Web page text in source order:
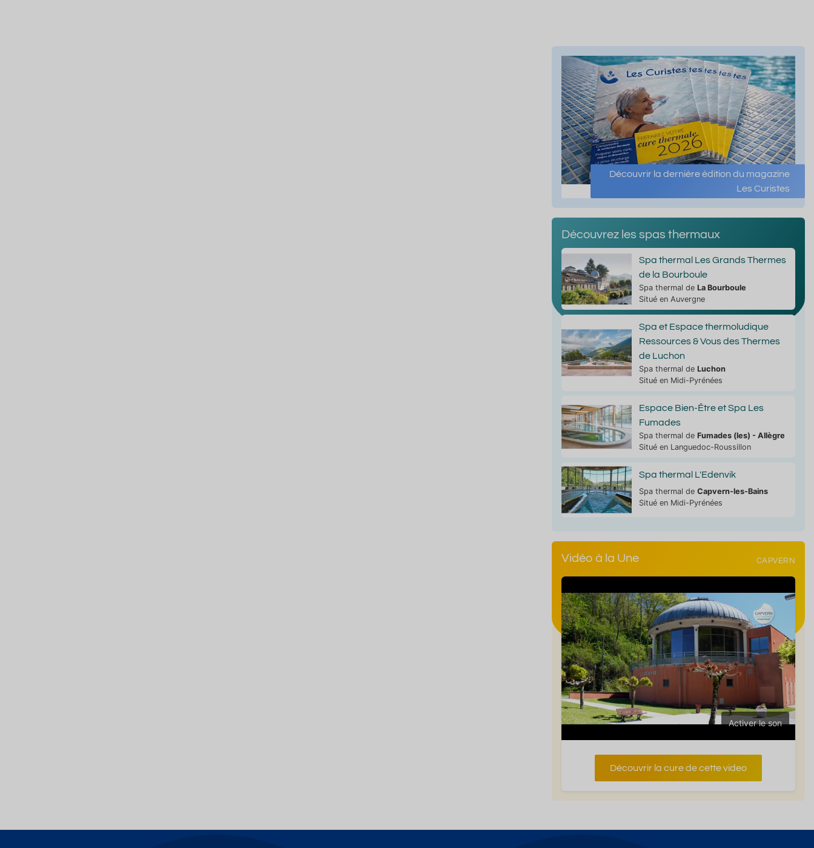
Découvrir la dernière édition du magazine
Les Curistes
Découvrez les spas thermaux
Spa thermal Les Grands Thermes
de la Bourboule
Spa thermal de La Bourboule
Situé en Auvergne
Spa et Espace thermoludique
Ressources & Vous des Thermes
de Luchon
Spa thermal de Luchon
Situé en Midi-Pyrénées
Espace Bien-Être et Spa Les
Fumades
Spa thermal de Fumades (les) - Allègre
Situé en Languedoc-Roussillon
Spa thermal L'Edenvik
Spa thermal de Capvern-les-Bains
Situé en Midi-Pyrénées
Vidéo à la Une CAPVERN
Activer le son
Découvrir la cure de cette video